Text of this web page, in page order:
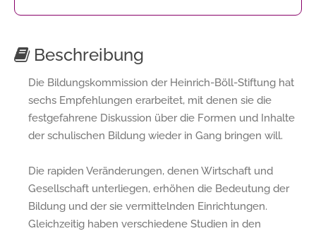
Beschreibung
Die Bildungskommission der Heinrich-Böll-Stiftung hat
sechs Empfehlungen erarbeitet, mit denen sie die
festgefahrene Diskussion über die Formen und Inhalte
der schulischen Bildung wieder in Gang bringen will.
Die rapiden Veränderungen, denen Wirtschaft und
Gesellschaft unterliegen, erhöhen die Bedeutung der
Bildung und der sie vermittelnden Einrichtungen.
Gleichzeitig haben verschiedene Studien in den